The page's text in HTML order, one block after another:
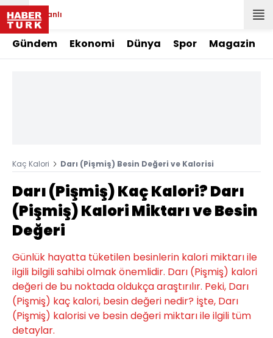
Canlı
Gündem Ekonomi Dünya Spor Magazin
Kaç Kalori Darı (Pişmiş) Besin Değeri ve Kalorisi
Darı (Pişmiş) Kaç Kalori? Darı
(Pişmiş) Kalori Miktarı ve Besin
Değeri
Günlük hayatta tüketilen besinlerin kalori miktarı ile
ilgili bilgili sahibi olmak önemlidir. Darı (Pişmiş) kalori
değeri de bu noktada oldukça araştırılır. Peki, Darı
(Pişmiş) kaç kalori, besin değeri nedir? İşte, Darı
(Pişmiş) kalorisi ve besin değeri miktarı ile ilgili tüm
detaylar.